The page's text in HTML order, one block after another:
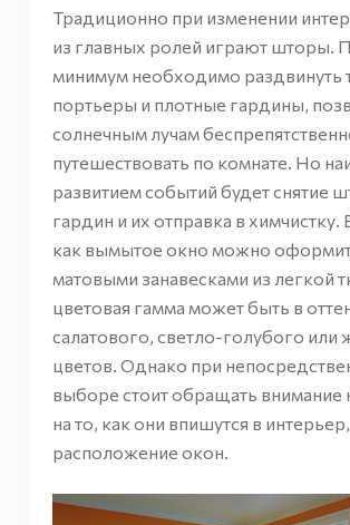
Традиционно при изменении
из главных ролей играют шторы.
минимум необходимо раздвинуть
портьеры и плотные гардины,
солнечным лучам
путешествовать по комнате. Но
развитием событий будет снятие
гардин и их отправка в химчистку.
как вымытое окно можно
матовыми занавесками из легкой
цветовая гамма может быть в
салатового, светло-голубого или
цветов. Однако при
выборе стоит обращать внимание
на то, как они впишутся в
расположение окон.